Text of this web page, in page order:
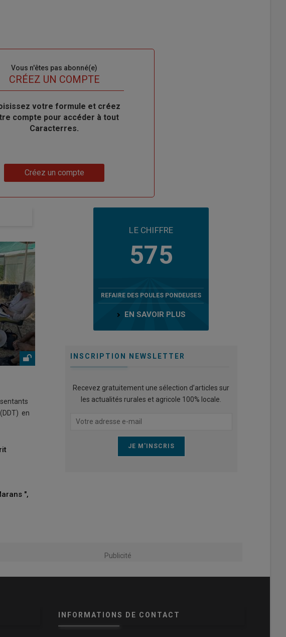
Vous n'êtes pas abonné(e)
CRÉEZ UN COMPTE
votre formule et créez
compte pour accéder à tout
Caracterres.
Créez un compte
en
",
LE CHIFFRE
575
REFAIRE DES POULES PONDEUSES
EN SAVOIR PLUS
INSCRIPTION NEWSLETTER
Recevez gratuitement une sélection d’articles sur
les actualités rurales et agricole 100% locale.
Publicité
INFORMATIONS DE CONTACT